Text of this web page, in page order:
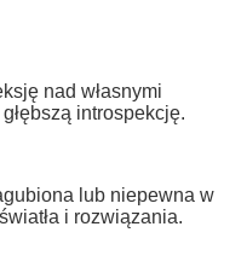
nad własnymi
introspekcję.
lub niepewna w
i rozwiązania.